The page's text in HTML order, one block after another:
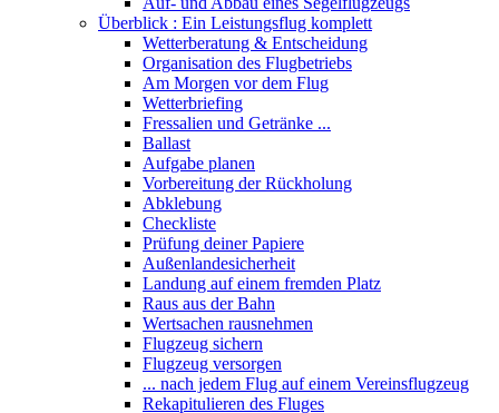
Überblick : Ein Leistungsflug komplett
Wetterberatung & Entscheidung
Organisation des Flugbetriebs
Am Morgen vor dem Flug
Wetterbriefing
Fressalien und Getränke ...
Ballast
Aufgabe planen
Vorbereitung der Rückholung
Abklebung
Checkliste
Prüfung deiner Papiere
Außenlandesicherheit
Landung auf einem fremden Platz
Raus aus der Bahn
Wertsachen rausnehmen
Flugzeug sichern
Flugzeug versorgen
... nach jedem Flug auf einem Vereinsflugzeug
Rekapitulieren des Fluges